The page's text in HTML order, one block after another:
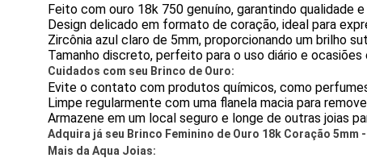
Feito com ouro 18k 750 genuíno, garantindo qualidade e
Design delicado em formato de coração, ideal para
Zircônia azul claro de 5mm, proporcionando um brilho
Tamanho discreto, perfeito para o uso diário e ocasiões
Cuidados com seu Brinco de Ouro:
Evite o contato com produtos químicos, como
Limpe regularmente com uma flanela macia para
Armazene em um local seguro e longe de outras joias
Adquira já seu Brinco Feminino de Ouro 18k Coração
Mais da Aqua Joias: